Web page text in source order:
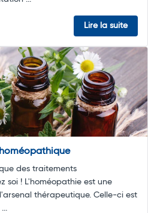
Lire la suite
des traitements
soi ! L'homéopathie est une
thérapeutique. Celle-ci est